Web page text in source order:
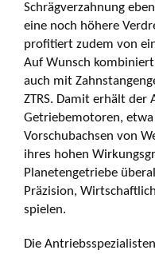
Schrägverzahnung
eine noch höhere
profitiert zudem von
Auf Wunsch kombiniert
auch mit
ZTRS. Damit erhält der
Getriebemotoren,
Vorschubachsen von
ihres hohen
Planetengetriebe
Präzision,
spielen.
Die